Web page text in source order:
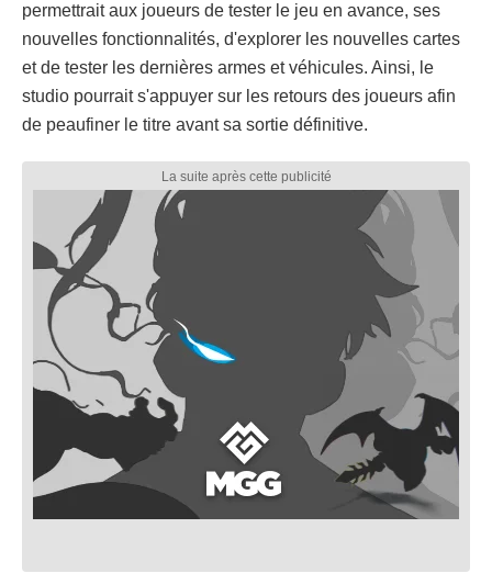
permettrait aux joueurs de tester le jeu en avance, ses
nouvelles fonctionnalités, d'explorer les nouvelles cartes
et de tester les dernières armes et véhicules. Ainsi, le
studio pourrait s'appuyer sur les retours des joueurs afin
de peaufiner le titre avant sa sortie définitive.